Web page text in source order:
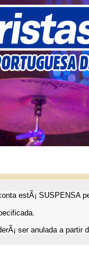
estÃ¡ SUSPENSA
ser anulada a partir